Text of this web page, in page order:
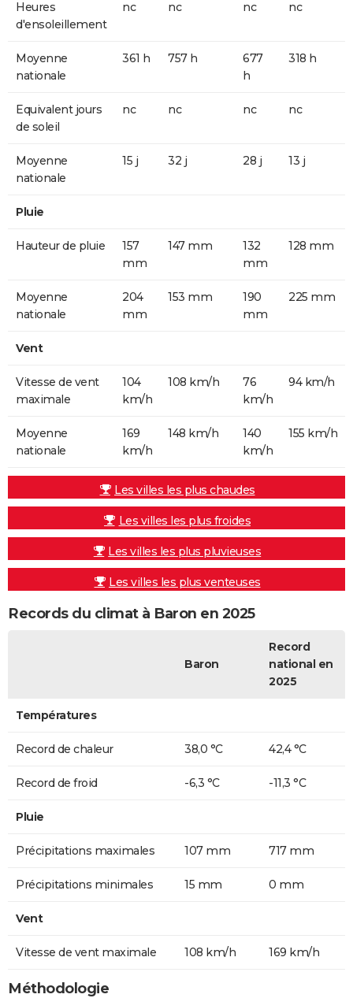
Heures
d'ensoleillement
nc nc nc nc
Moyenne
nationale
361 h 757 h
677
h
318 h
Equivalent jours
de soleil
nc nc nc nc
Moyenne
nationale
15 j 32 j 28 j 13 j
Pluie
Hauteur de pluie
157
mm
147 mm
132
mm
128 mm
Moyenne
nationale
204
mm
153 mm
190
mm
225 mm
Vent
Vitesse de vent
maximale
104
km/h
108 km/h
76
km/h
94 km/h
Moyenne
nationale
169
km/h
148 km/h
140
km/h
155 km/h
Les villes les plus chaudes
Les villes les plus froides
Les villes les plus pluvieuses
Les villes les plus venteuses
Records du climat à Baron en 2025
Baron
Record
national en
2025
Températures
Record de chaleur 38,0 °C 42,4 °C
Record de froid -6,3 °C -11,3 °C
Pluie
Précipitations maximales 107 mm 717 mm
Précipitations minimales 15 mm 0 mm
Vent
Vitesse de vent maximale 108 km/h 169 km/h
Méthodologie